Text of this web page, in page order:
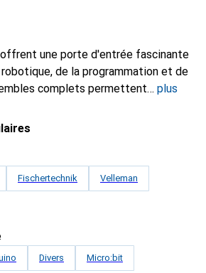
une porte d'entrée fascinante
de la programmation et de
complets permettent
plus
Fischertechnik Velleman
Divers Micro:bit